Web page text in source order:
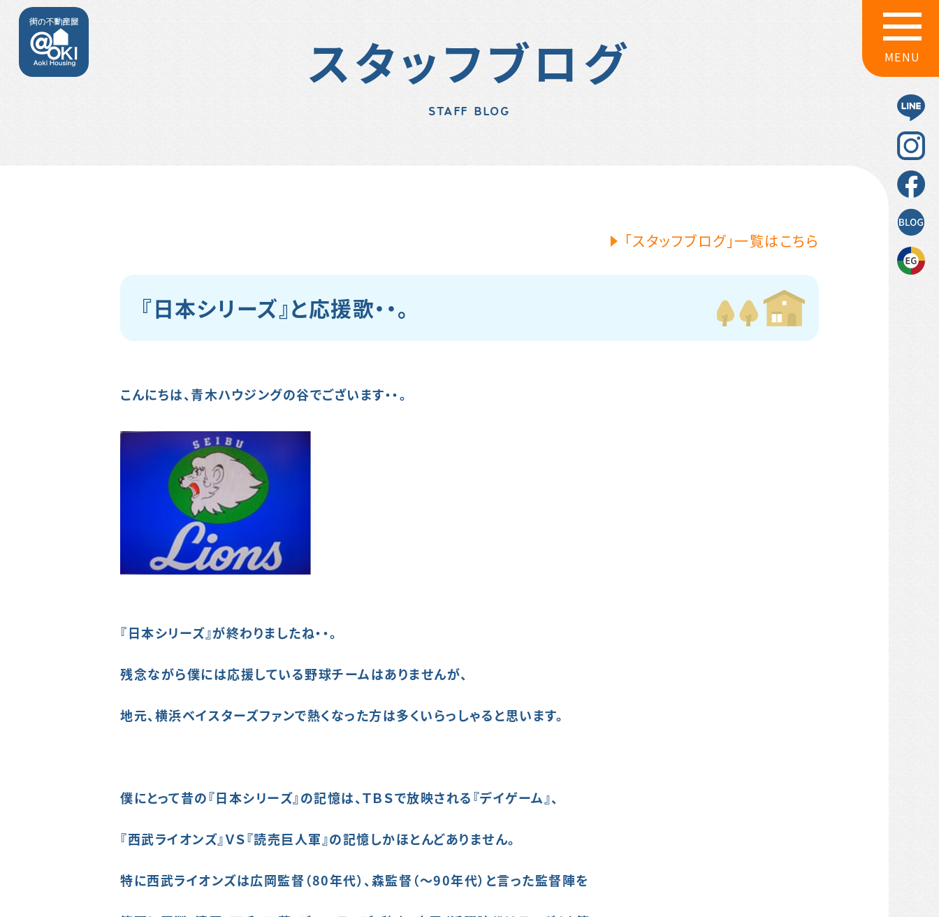
MENU
スタッフブログ
STAFF BLOG
「スタッフブログ」一覧はこちら
『日本シリーズ』と応援歌・・。
こんにちは、青木ハウジングの谷でございます・・。
『日本シリーズ』が終わりましたね・・。
残念ながら僕には応援している野球チームはありませんが、
地元、横浜ベイスターズファンで熱くなった方は多くいらっしゃると思います。
僕にとって昔の『日本シリーズ』の記憶は、ＴＢＳで放映される『デイゲーム』、
『西武ライオンズ』ＶＳ『読売巨人軍』の記憶しかほとんどありません。
特に西武ライオンズは広岡監督（80年代）、森監督（～90年代）と言った監督陣を